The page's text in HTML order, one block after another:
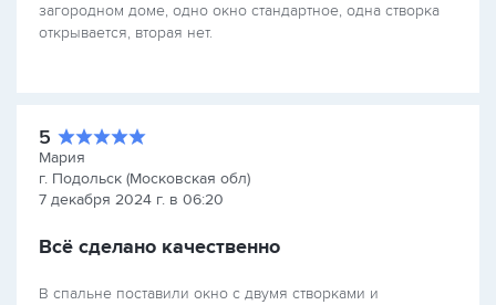
загородном доме, одно окно стандартное, одна створка
открывается, вторая нет.
5
Мария
г. Подольск (Московская обл)
7 декабря 2024 г. в 06:20
Всё сделано качественно
В спальне поставили окно с двумя створками и